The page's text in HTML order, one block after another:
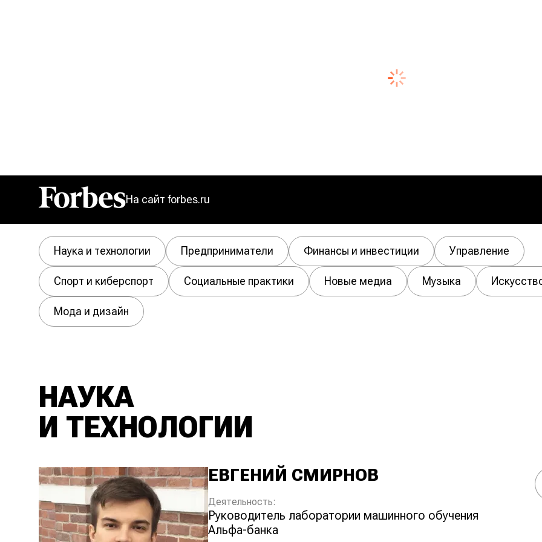
На сайт forbes.ru
Наука и технологии Предприниматели Финансы и инвестиции Управление
Спорт и киберспорт Социальные практики Новые медиа Музыка
Мода и дизайн
НАУКА
И ТЕХНОЛОГИИ
ЕВГЕНИЙ СМИРНОВ
Деятельность:
руководитель лаборатории машинного обучения
Альфа-банка